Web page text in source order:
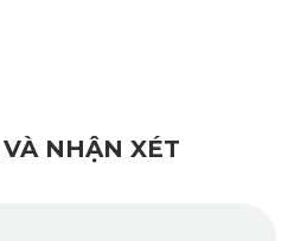
đáy trang bị công nghệ Knitted
NHẬN XÉT